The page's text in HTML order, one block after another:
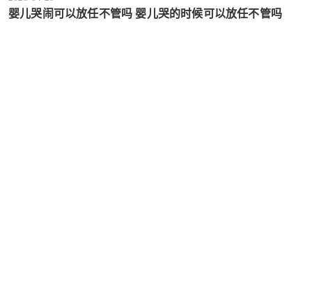
婴儿哭闹可以放任不管吗 婴儿哭的时候可以放任不管吗